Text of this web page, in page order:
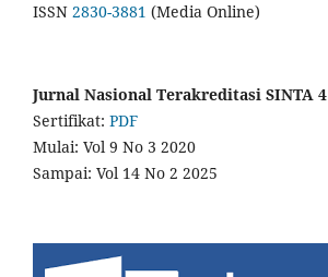
ISSN 2830-3881 (Media Online)
Jurnal Nasional Terakreditasi SINTA 4
Sertifikat: PDF
Mulai: Vol 9 No 3 2020
Sampai: Vol 14 No 2 2025